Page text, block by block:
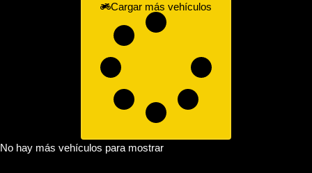
Cargar más vehículos
No hay más vehículos para mostrar